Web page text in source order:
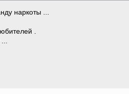
наркоты ...
.